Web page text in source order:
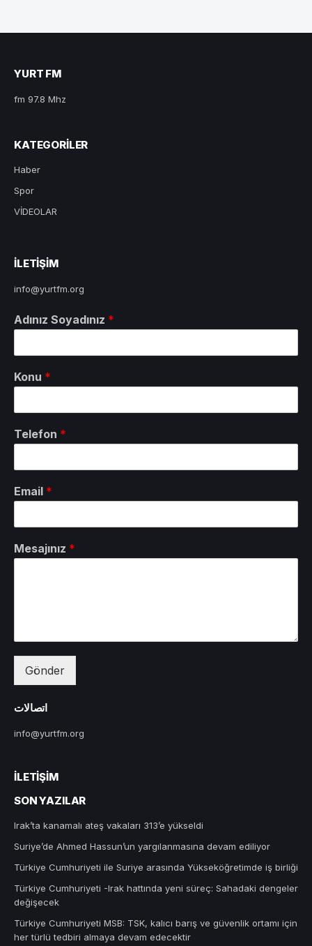
YURT FM
fm 97.8 Mhz
KATEGORILER
Haber
Spor
VİDEOLAR
ILETIŞIM
info@yurtfm.org
Adınız Soyadınız *
Konu *
Telefon *
Email *
Mesajınız *
Gönder
اتصالات
info@yurtfm.org
İLETIŞIM
SON YAZILAR
Irak’ta kanamalı ateş vakaları 313’e yükseldi
Suriye’de Ahmed Hassun’un yargılanmasına devam ediliyor
Türkiye Cumhuriyeti ile Suriye arasında Yükseköğretimde iş birliği
Türkiye Cumhuriyeti -Irak hattında yeni süreç: Sahadaki dengeler
değişecek
Türkiye Cumhuriyeti MSB: TSK, kalıcı barış ve güvenlik ortamı için
her türlü tedbiri almaya devam edecektir